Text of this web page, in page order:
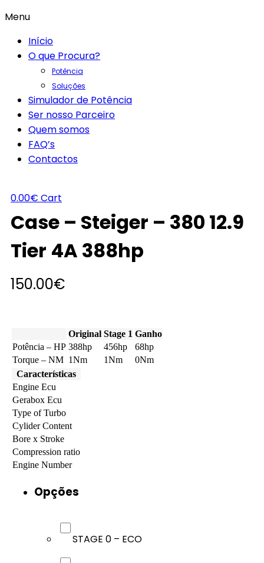
Menu
Início
O que Procura?
Potência
Soluções
Simulador de Potência
Ser nosso Parceiro
Quem somos
FAQ’s
Contactos
0.00€ Cart
Case – Steiger – 380 12.9
Tier 4A 388hp
150.00€
Original Stage 1 Ganho
Potência – HP 388hp 456hp
68hp
Torque – NM 1Nm 1Nm
0Nm
Características
Engine Ecu
Gerabox Ecu
Type of Turbo
Cylider Content
Bore x Stroke
Compression ratio
Engine Number
Opções
STAGE 0 – ECO